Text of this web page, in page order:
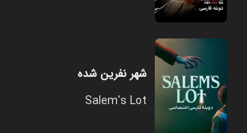
شهر نفرین شده
Salem's Lot